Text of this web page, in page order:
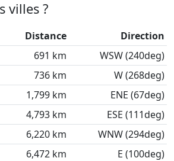
villes ?
Distance
Direction
691 km
WSW (240deg)
736 km
W (268deg)
1,799 km
ENE (67deg)
4,793 km
ESE (111deg)
6,220 km
WNW (294deg)
6,472 km
E (100deg)